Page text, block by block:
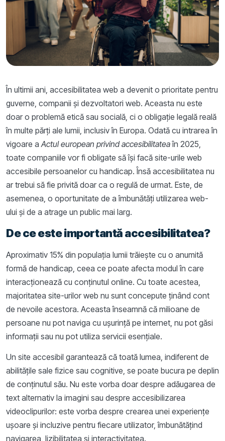
În ultimii ani, accesibilitatea web a devenit o prioritate pentru
guverne, companii și dezvoltatori web. Aceasta nu este
doar o problemă etică sau socială, ci o obligație legală reală
în multe părți ale lumii, inclusiv în Europa. Odată cu intrarea în
vigoare aActul european privind accesibilitateaîn 2025,
toate companiile vor fi obligate să își facă site-urile web
accesibile persoanelor cu handicap. Însă accesibilitatea nu
ar trebui să fie privită doar ca o regulă de urmat. Este, de
asemenea, o oportunitate de a îmbunătăți utilizarea web-
ului și de a atrage un public mai larg.
De ce este importantă accesibilitatea?
Aproximativ 15% din populația lumii trăiește cu o anumită
formă de handicap, ceea ce poate afecta modul în care
interacționează cu conținutul online. Cu toate acestea,
majoritatea site-urilor web nu sunt concepute ținând cont
de nevoile acestora. Aceasta înseamnă că milioane de
persoane nu pot naviga cu ușurință pe internet, nu pot găsi
informații sau nu pot utiliza servicii esențiale.
Un site accesibil garantează că toată lumea, indiferent de
abilitățile sale fizice sau cognitive, se poate bucura pe deplin
de conținutul său. Nu este vorba doar despre adăugarea de
text alternativ la imagini sau despre accesibilizarea
videoclipurilor: este vorba despre crearea unei experiențe
ușoare și incluzive pentru fiecare utilizator, îmbunătățind
navigarea, lizibilitatea și interactivitatea.